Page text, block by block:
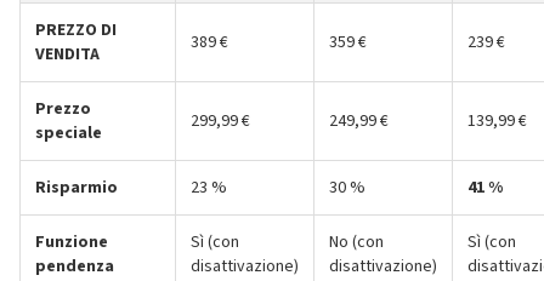
PREZZO DI
VENDITA
389 € 359 € 239 €
Prezzo
speciale
299,99 € 249,99 € 139,99 €
Risparmio 23 % 30 % 41 %
Funzione
pendenza
Sì (con
disattivazione)
No (con
disattivazione)
Sì (con